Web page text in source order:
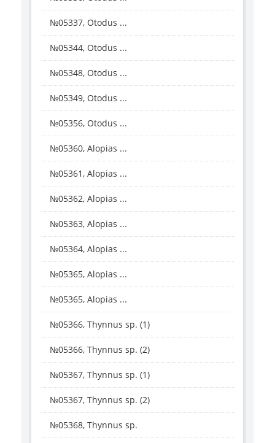
№05337, Otodus ...
№05344, Otodus ...
№05348, Otodus ...
№05349, Otodus ...
№05356, Otodus ...
№05360, Alopias ...
№05361, Alopias ...
№05362, Alopias ...
№05363, Alopias ...
№05364, Alopias ...
№05365, Alopias ...
№05365, Alopias ...
№05366, Thynnus sp. (1)
№05366, Thynnus sp. (2)
№05367, Thynnus sp. (1)
№05367, Thynnus sp. (2)
№05368, Thynnus sp.